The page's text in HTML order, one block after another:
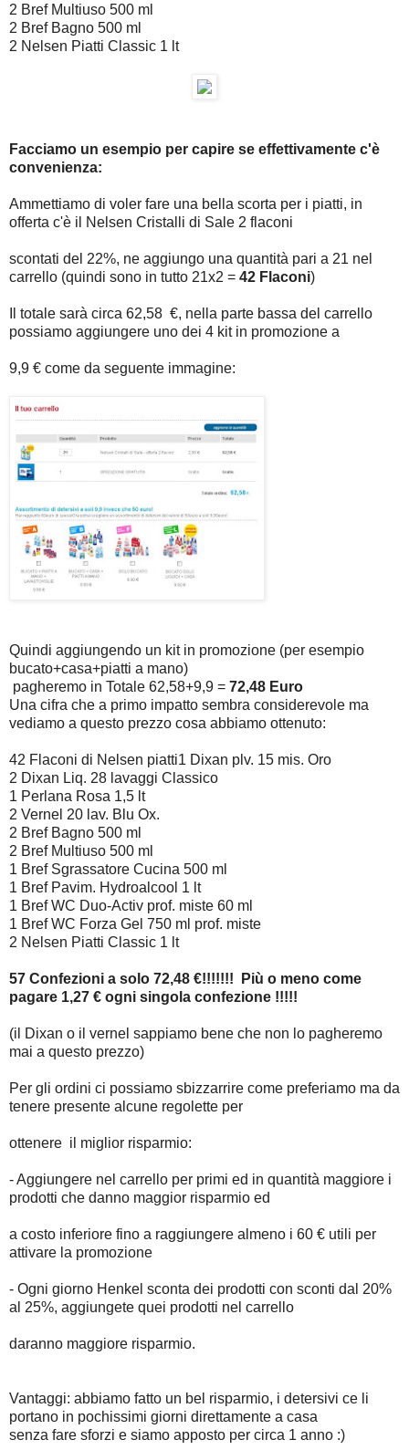
2 Bref Multiuso 500 ml
2 Bref Bagno 500 ml
2 Nelsen Piatti Classic 1 lt
Facciamo un esempio per capire se effettivamente c'è
convenienza:
Ammettiamo di voler fare una bella scorta per i piatti, in
offerta c'è il Nelsen Cristalli di Sale 2 flaconi
scontati del 22%, ne aggiungo una quantità pari a 21 nel
carrello (quindi sono in tutto 21x2 = 42 Flaconi)
Il totale sarà circa 62,58 €, nella parte bassa del carrello
possiamo aggiungere uno dei 4 kit in promozione a
9,9 € come da seguente immagine:
Quindi aggiungendo un kit in promozione (per esempio
bucato+casa+piatti a mano)
pagheremo in Totale 62,58+9,9 = 72,48 Euro
Una cifra che a primo impatto sembra considerevole ma
vediamo a questo prezzo cosa abbiamo ottenuto:
42 Flaconi di Nelsen piatti1 Dixan plv. 15 mis. Oro
2 Dixan Liq. 28 lavaggi Classico
1 Perlana Rosa 1,5 lt
2 Vernel 20 lav. Blu Ox.
2 Bref Bagno 500 ml
2 Bref Multiuso 500 ml
1 Bref Sgrassatore Cucina 500 ml
1 Bref Pavim. Hydroalcool 1 lt
1 Bref WC Duo-Activ prof. miste 60 ml
1 Bref WC Forza Gel 750 ml prof. miste
2 Nelsen Piatti Classic 1 lt
57 Confezioni a solo 72,48 €!!!!!!! Più o meno come
pagare 1,27 € ogni singola confezione !!!!!
(il Dixan o il vernel sappiamo bene che non lo pagheremo
mai a questo prezzo)
Per gli ordini ci possiamo sbizzarrire come preferiamo ma da
tenere presente alcune regolette per
ottenere il miglior risparmio:
- Aggiungere nel carrello per primi ed in quantità maggiore i
prodotti che danno maggior risparmio ed
a costo inferiore fino a raggiungere almeno i 60 € utili per
attivare la promozione
- Ogni giorno Henkel sconta dei prodotti con sconti dal 20%
al 25%, aggiungete quei prodotti nel carrello
daranno maggiore risparmio.
Vantaggi: abbiamo fatto un bel risparmio, i detersivi ce li
portano in pochissimi giorni direttamente a casa
senza fare sforzi e siamo apposto per circa 1 anno :)